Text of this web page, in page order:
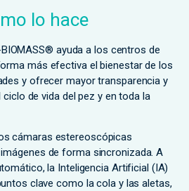
lo hace
ayuda a los centros de
más efectiva el bienestar de los
y ofrecer mayor transparencia y
de vida del pez y en toda la
cámaras estereoscópicas
de forma sincronizada. A
la Inteligencia Artificial (IA)
clave como la cola y las aletas,